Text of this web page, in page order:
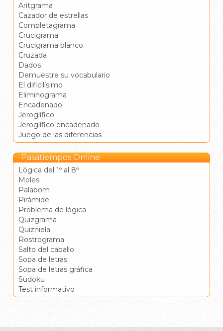
Aritgrama
Cazador de estrellas
Completagrama
Crucigrama
Crucigrama blanco
Cruzada
Dados
Demuestre su vocabulario
El dificilísimo
Eliminograma
Encadenado
Jeroglífico
Jeroglífico encadenado
Juego de las diferencias
Pasatiempos Online
Lógica del 1º al 8º
Moles
Palabom
Pirámide
Problema de lógica
Quizgrama
Quizniela
Rostrograma
Salto del caballo
Sopa de letras
Sopa de letras gráfica
Sudoku
Test informativo